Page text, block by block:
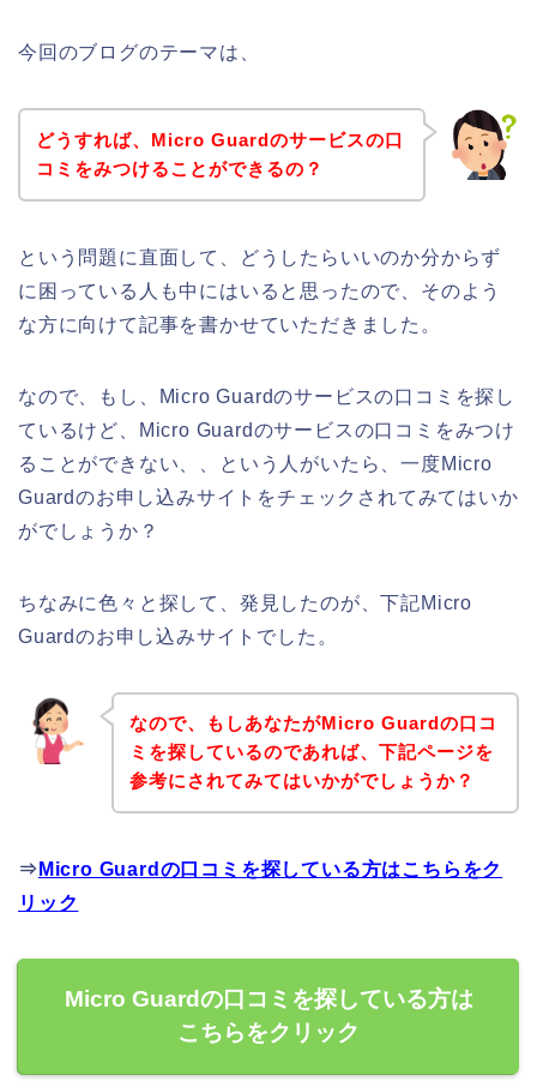
今回のブログのテーマは、
どうすれば、Micro Guardのサービスの口
コミをみつけることができるの？
という問題に直面して、どうしたらいいのか分からず
に困っている人も中にはいると思ったので、そのよう
な方に向けて記事を書かせていただきました。
なので、もし、Micro Guardのサービスの口コミを探し
ているけど、Micro Guardのサービスの口コミをみつけ
ることができない、、という人がいたら、一度Micro
Guardのお申し込みサイトをチェックされてみてはいか
がでしょうか？
ちなみに色々と探して、発見したのが、下記Micro
Guardのお申し込みサイトでした。
なので、もしあなたがMicro Guardの口コ
ミを探しているのであれば、下記ページを
参考にされてみてはいかがでしょうか？
⇒ Micro Guardの口コミを探している方はこちらをク
リック
Micro Guardの口コミを探している方は
こちらをクリック